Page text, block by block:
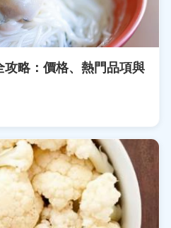
略：價格、熱門品項與